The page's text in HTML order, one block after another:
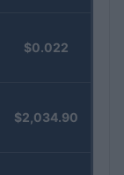
$0.022
$2,034.90